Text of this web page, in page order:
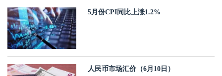
5月份CPI同比上涨1.2%
人民币市场汇价（6月10日）